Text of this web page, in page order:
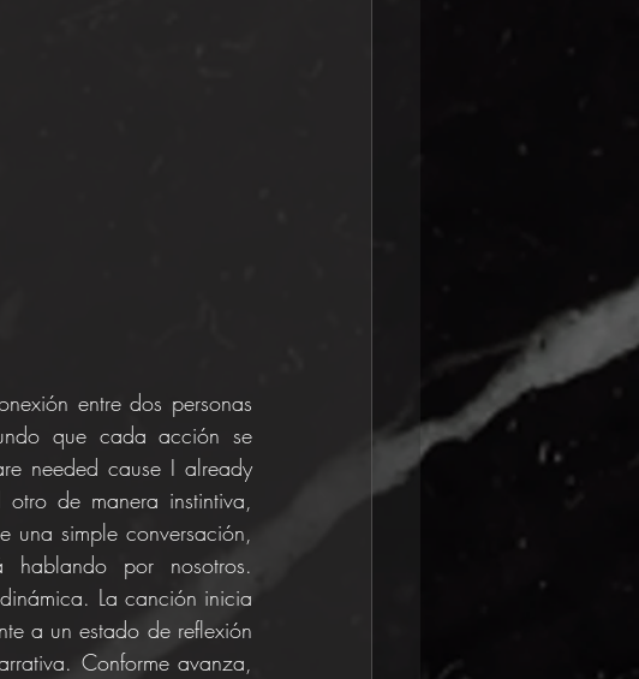
entre dos personas
que cada acción se
needed cause I already
de manera instintiva,
una simple conversación,
por nosotros.
La canción inicia
a un estado de reflexión
Conforme avanza,